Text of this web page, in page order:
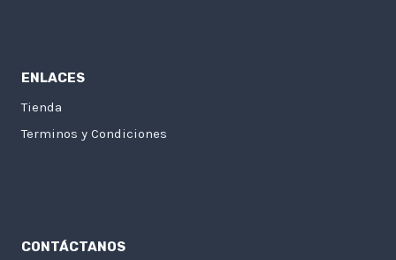
ENLACES
Tienda
Terminos y Condiciones
CONTÁCTANOS